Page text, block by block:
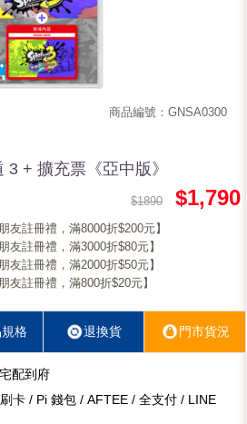
商品編號：GNSA0300
3 + 擴充票《亞中版》
$1890 $1,790
友註冊禮，滿8000折$200元】
友註冊禮，滿3000折$80元】
友註冊禮，滿2000折$50元】
友註冊禮，滿800折$20元】
格 退換貨 門市貨況
配到府
卡 / Pi 錢包 / AFTEE / 全支付 / LINE